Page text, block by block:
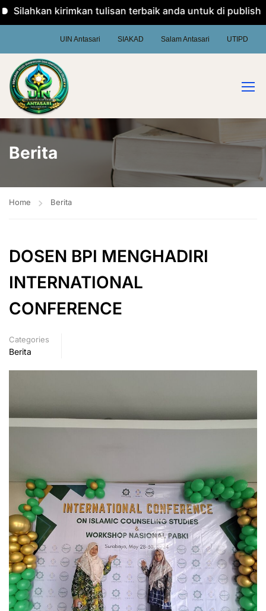
kirimkan tulisan terbaik anda untuk di publish
UIN Antasari SIAKAD Salam Antasari UTIPD
Berita
Home Berita
DOSEN BPI MENGHADIRI
INTERNATIONAL
CONFERENCE
Categories
Berita